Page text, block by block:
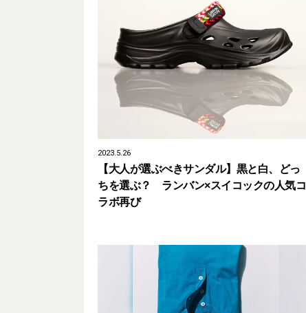
2023.5.26
【大人が選ぶべきサンダル】黒と白、どっ
ちを選ぶ？ ランバン×スイコックの人気コ
ラボ再び